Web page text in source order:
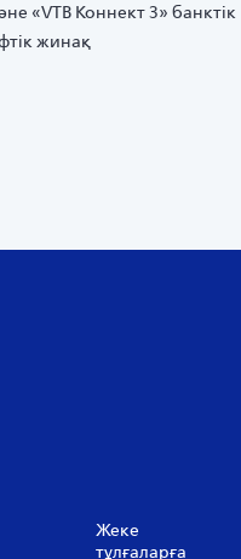
«VTB Коннект 3» банктік
жинақ
Жеке
тұлғаларға